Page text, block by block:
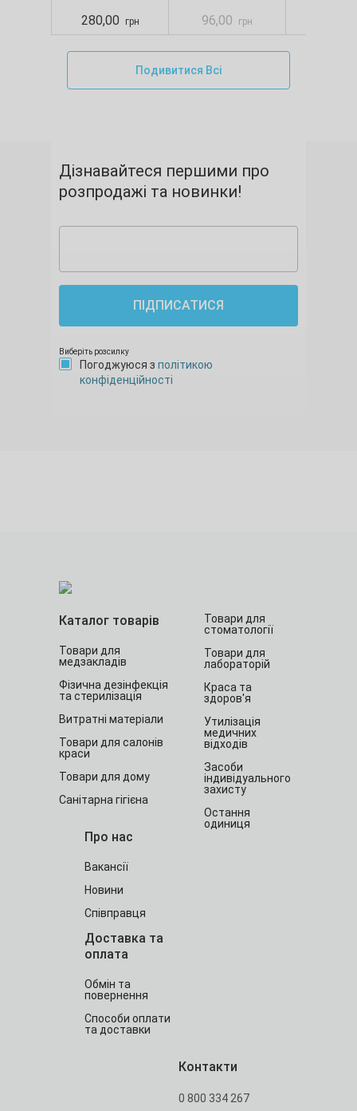
280,00 грн 96,00 грн
Подивитися Всі
Дізнавайтеся першими про
розпродажі та новинки!
ПІДПИСАТИСЯ
Виберіть розсилку
Погоджуюся з політикою
конфіденційності
Каталог товарів
Товари для
медзакладів
Фізична дезінфекція
та стерилізація
Витратні матеріали
Товари для салонів
краси
Товари для дому
Санітарна гігієна
Товари для
стоматології
Товари для
лабораторій
Краса та
здоров'я
Утилізація
медичних
відходів
Засоби
індивідуального
захисту
Остання
одиниця
Про нас
Вакансії
Новини
Співправця
Доставка та
оплата
Обмін та
повернення
Способи оплати
та доставки
Контакти
0 800 334 267